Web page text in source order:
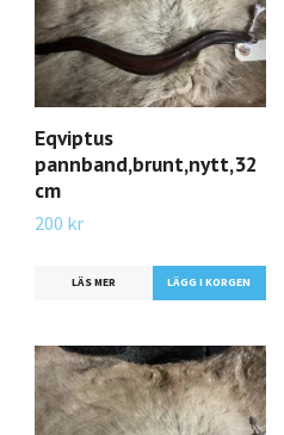
Eqviptus
pannband,brunt,nytt,32
cm
200 kr
LÄS MER